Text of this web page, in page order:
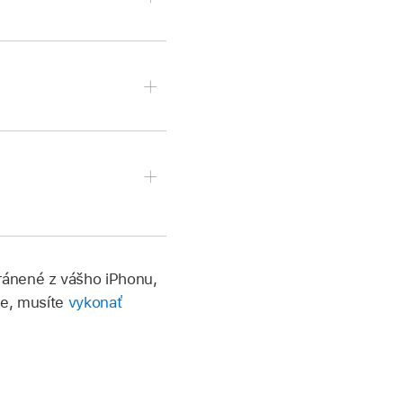
v skladbe. Po
z vášho iPhonu,
musíte vykonať